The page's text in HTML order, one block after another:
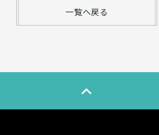
一覧へ戻る